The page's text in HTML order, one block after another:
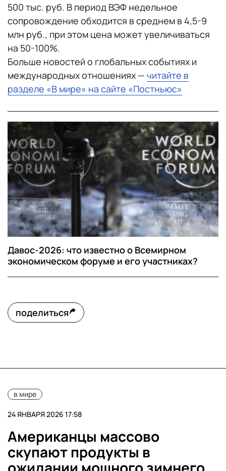
500 тыс. руб. В период ВЭФ недельное
сопровождение обходится в среднем в 4,5-9
млн руб., при этом цена может увеличиваться
на 50-100%.
Больше новостей о глобальных событиях и
международных отношениях — читайте в
разделе «В мире» на сайте «Постньюс»
Давос-2026: что известно о Всемирном
экономическом форуме и его участниках?
поделиться
в мире
24 ЯНВАРЯ 2026 17:58
Американцы массово
скупают продукты в